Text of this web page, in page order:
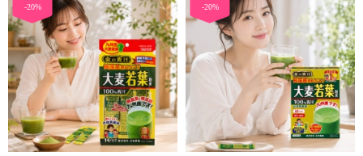
-20% -20%